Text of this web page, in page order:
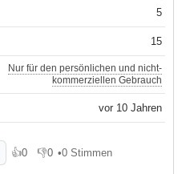
5
15
Nur für den persönlichen und nicht-
kommerziellen Gebrauch
vor 10 Jahren
👍0
Gefällt mir
👎0
Gefällt mir nicht
•0 Stimmen